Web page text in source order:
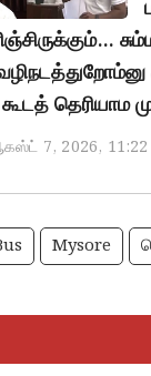
தெரியாம
7, 2026, 11:22
Mysore